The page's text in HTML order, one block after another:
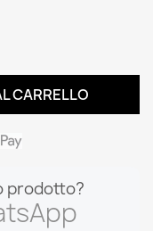
CARRELLO
prodotto?